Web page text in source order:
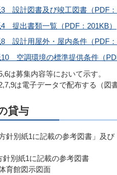
設計図書及び竣工図書（PDF：
提出書類一覧（PDF：201KB）
設計用屋外・屋内条件（PDF：
空調環境の標準提供条件（
は募集内容等において示す。
は電子データで配布する（図
貸与
方針別紙1に記載の参考図書」及
針別紙1に記載の参考図書
育館図示図面